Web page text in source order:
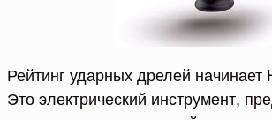
Рейтинг ударных дрелей начинает
Это электрический инструмент,